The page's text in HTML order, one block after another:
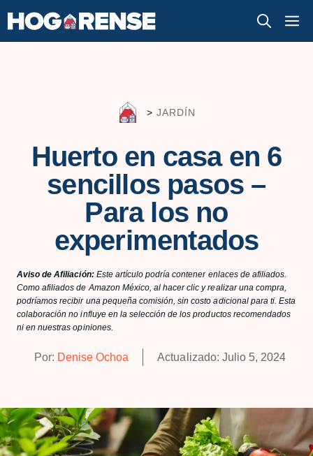
Saltar
al
> JARDÍN
Huerto en casa en 6
sencillos pasos –
Para los no
experimentados
Aviso de Afiliación: Este artículo podría contener enlaces de afiliados.
Como afiliados de Amazon México, al hacer clic y realizar una compra,
podríamos recibir una pequeña comisión, sin costo adicional para ti. Esta
colaboración no influye en la selección de los productos recomendados
ni en nuestras opiniones.
Por: Denise Ochoa Actualizado: Julio 5, 2024